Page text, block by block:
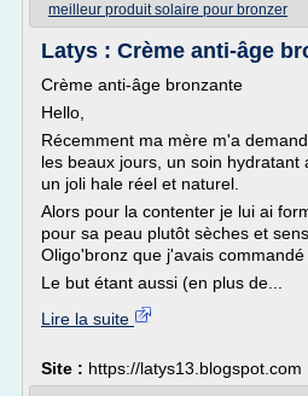
meilleur produit solaire pour bronzer
Latys : Crème anti-âge
Crème anti-âge bronzante
Hello,
Récemment ma mère m'a
les beaux jours, un soin hydratant
un joli hale réel et naturel.
Alors pour la contenter je lui ai
pour sa peau plutôt sèches et
Oligo'bronz que j'avais commandé
Le but étant aussi (en plus de...
Lire la suite
Site : https://latys13.blogspot.com